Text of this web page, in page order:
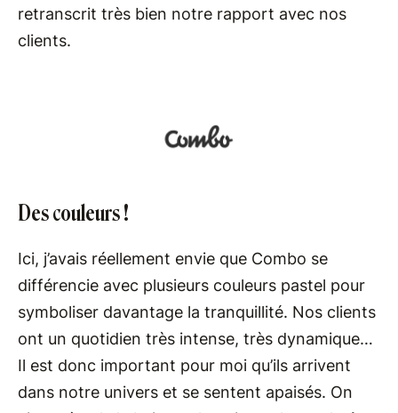
retranscrit très bien notre rapport avec nos
clients.
Des couleurs !
Ici, j’avais réellement envie que Combo se
différencie avec plusieurs couleurs pastel pour
symboliser davantage la tranquillité. Nos clients
ont un quotidien très intense, très dynamique…
Il est donc important pour moi qu’ils arrivent
dans notre univers et se sentent apaisés. On